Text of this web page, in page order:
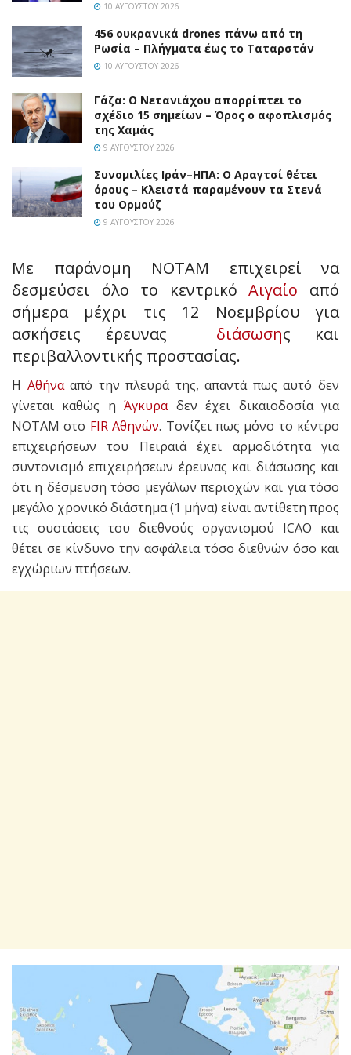
10 ΑΥΓΟΎΣΤΟΥ 2026
456 ουκρανικά drones πάνω από τη
Ρωσία – Πλήγματα έως το Ταταρστάν
10 ΑΥΓΟΎΣΤΟΥ 2026
Γάζα: Ο Νετανιάχου απορρίπτει το
σχέδιο 15 σημείων – Όρος ο αφοπλισμός
της Χαμάς
9 ΑΥΓΟΎΣΤΟΥ 2026
Συνομιλίες Ιράν–ΗΠΑ: Ο Αραγτσί θέτει
όρους – Κλειστά παραμένουν τα Στενά
του Ορμούζ
9 ΑΥΓΟΎΣΤΟΥ 2026
Με παράνομη ΝΟΤΑΜ επιχειρεί να
δεσμεύσει όλο το κεντρικόΑιγαίο από
σήμερα μέχρι τις 12 Νοεμβρίου για
ασκήσεις έρευνας διάσωσης και
περιβαλλοντικής προστασίας.
Η Αθήνααπό την πλευρά της, απαντά πως αυτό δεν
γίνεται καθώς ηΆγκυραδεν έχει δικαιοδοσία για
ΝΟΤΑΜ στο FIR Αθηνών. Tονίζει πως μόνο το κέντρο
επιχειρήσεων του Πειραιά έχει αρμοδιότητα για
συντονισμό επιχειρήσεων έρευνας και διάσωσης και
ότι η δέσμευση τόσο μεγάλων περιοχών και για τόσο
μεγάλο χρονικό διάστημα (1 μήνα) είναι αντίθετη προς
τις συστάσεις του διεθνούς οργανισμού ICAO και
θέτει σε κίνδυνο την ασφάλεια τόσο διεθνών όσο και
εγχώριων πτήσεων.